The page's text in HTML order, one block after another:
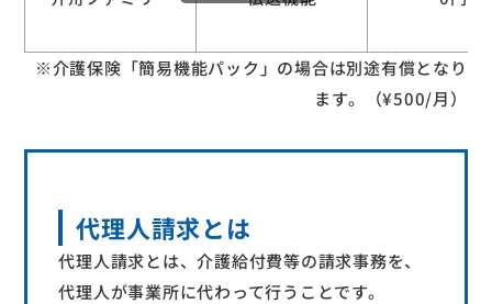
※介護保険「簡易機能パック」の場合は別途有償となり
ます。（¥500/月）
代理人請求とは
代理人請求とは、介護給付費等の請求事務を、
代理人が事業所に代わって行うことです。